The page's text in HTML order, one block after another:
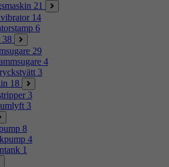
21
14
6
38
29
4
3
18
3
3
8
4
1